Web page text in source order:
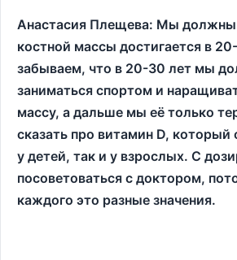
Анастасия Плещева: Мы должны
костной массы достигается в
забываем, что в 20-30 лет мы
заниматься спортом и
массу, а дальше мы её только
сказать про витамин D, который
у детей, так и у взрослых. С
посоветоваться с доктором,
каждого это разные значения.